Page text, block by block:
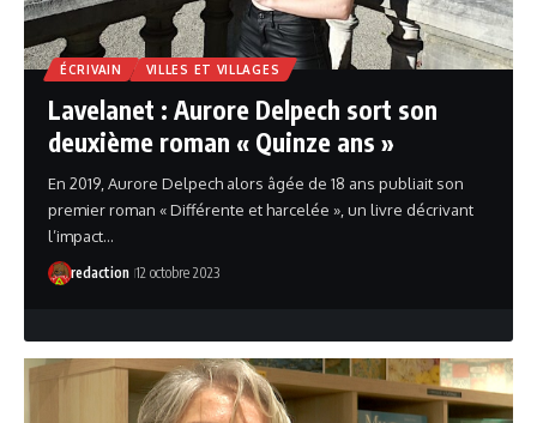
ÉCRIVAIN VILLES ET VILLAGES
Lavelanet : Aurore Delpech sort son
deuxième roman « Quinze ans »
En 2019, Aurore Delpech alors âgée de 18 ans publiait son
premier roman « Différente et harcelée », un livre décrivant
l’impact…
redaction 12 octobre 2023